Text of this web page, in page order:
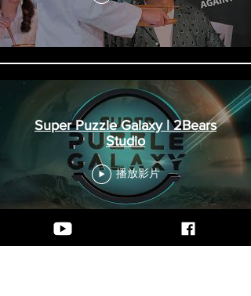
Super Puzzle Galaxy | 2Bears
Studio
播放影片